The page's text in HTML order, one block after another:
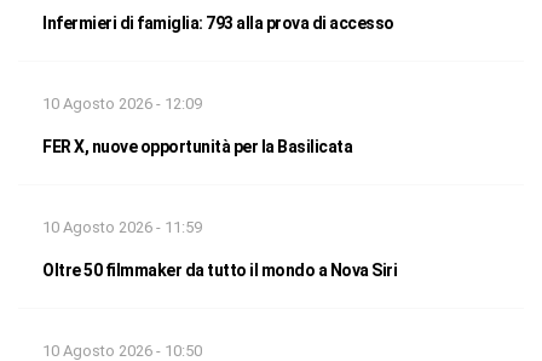
Infermieri di famiglia: 793 alla prova di accesso
10 Agosto 2026 - 12:09
FER X, nuove opportunità per la Basilicata
10 Agosto 2026 - 11:59
Oltre 50 filmmaker da tutto il mondo a Nova Siri
10 Agosto 2026 - 10:50